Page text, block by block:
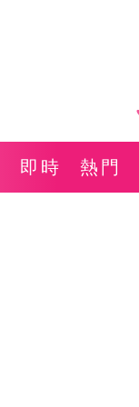
即時 熱門